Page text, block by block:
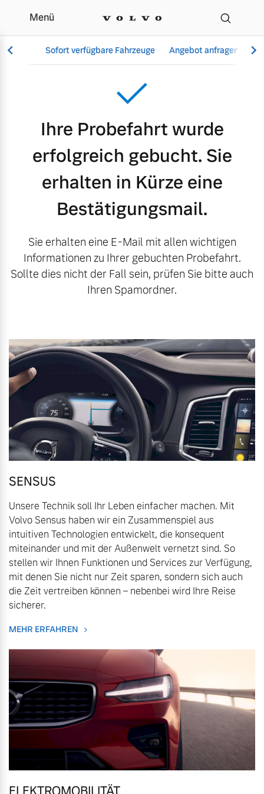
Danke Probefahrt 2
Menü
Sofort verfügbare Fahrzeuge Angebot anfragen
Vollelektrisch
6 Modelle
Plug-in Hybrid
Geschäftskunden
Editionsmodelle
Konnektivität
Angebot anfragen
Fahrzeug konfigurieren
Sofort verfügbare Fahrzeuge
Volvo Selekt
Gebrauchtwagen
Die Neuwagenalternative
Mehr erfahren
Editionsmodelle
Jetzt kennenlernen
Aktuelle Angebote
Geschäftskunden
Volvo Gebrauchtwagenbörse
Aktuelle Zubehörangebote
Zubehörkatalog
Service by Volvo
Volvo Winter- und
Sommer Kompletträder.
Bitte sprechen Sie uns
direkt an.
Mehr erfahren
Entdecken Sie unsere
saisonalen Angebote.
Mehr erfahren
Finanzierung & Leasing
Über uns
Unser Team
Kontakt und Anfahrt
Ihre Probefahrt wurde
erfolgreich gebucht. Sie
erhalten in Kürze eine
Bestätigungsmail.
Sie erhalten eine E-Mail mit allen wichtigen
Informationen zu Ihrer gebuchten Probefahrt.
Sollte dies nicht der Fall sein, prüfen Sie bitte auch
Ihren Spamordner.
SENSUS
Unsere Technik soll Ihr Leben einfacher machen. Mit
Volvo Sensus haben wir ein Zusammenspiel aus
intuitiven Technologien entwickelt, die konsequent
miteinander und mit der Außenwelt vernetzt sind. So
stellen wir Ihnen Funktionen und Services zur Verfügung,
mit denen Sie nicht nur Zeit sparen, sondern sich auch
die Zeit vertreiben können – nebenbei wird Ihre Reise
sicherer.
MEHR ERFAHREN